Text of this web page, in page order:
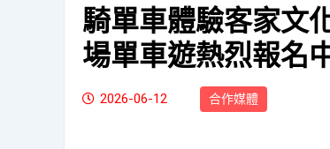
騎單車體驗客家文
場單車遊熱烈報名
2026-06-12 合作媒體